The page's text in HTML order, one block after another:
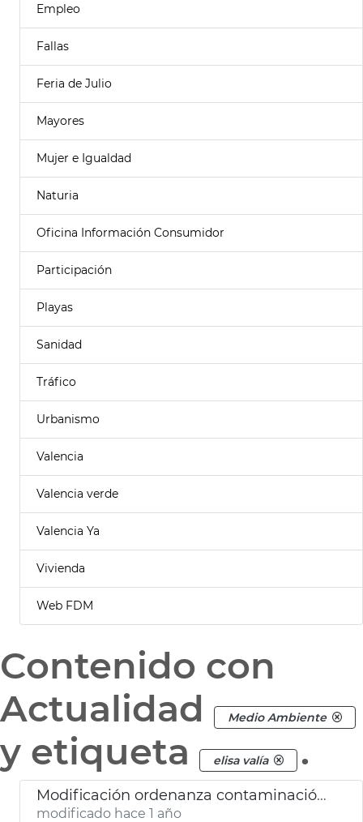
Empleo
Fallas
Feria de Julio
Mayores
Mujer e Igualdad
Naturia
Oficina Información Consumidor
Participación
Playas
Sanidad
Tráfico
Urbanismo
Valencia
Valencia verde
Valencia Ya
Vivienda
Web FDM
Contenido con
Actualidad
Medio Ambiente
y etiqueta elisa valía .
Modificación ordenanza contaminación acústica València y Plan Municipal contaminación acústica
modificado hace 1 año